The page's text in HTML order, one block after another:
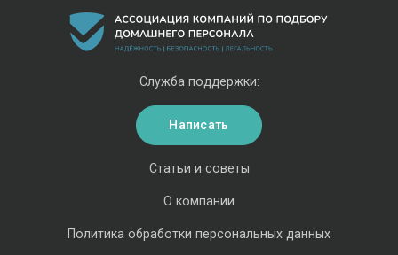
Статьи и советы
О компании
Политика обработки персональных данных
Служба поддержки:
Написать